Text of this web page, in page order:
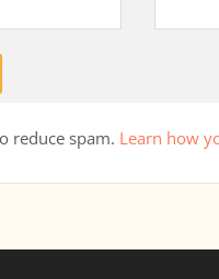
reduce spam. Learn how